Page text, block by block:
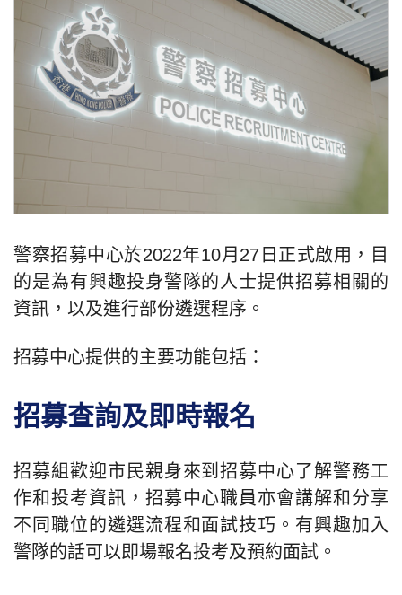
警察招募中心於2022年10月27日正式啟用，目
的是為有興趣投身警隊的人士提供招募相關的
資訊，以及進行部份遴選程序。
招募中心提供的主要功能包括：
招募查詢及即時報名
招募組歡迎市民親身來到招募中心了解警務工
作和投考資訊，招募中心職員亦會講解和分享
不同職位的遴選流程和面試技巧。有興趣加入
警隊的話可以即場報名投考及預約面試。